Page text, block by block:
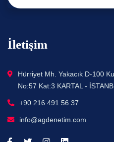
İletişim
Hürriyet Mh. Yakacık D-100
No:57 Kat:3 KARTAL -
+90 216 491 56 37
info@agdenetim.com